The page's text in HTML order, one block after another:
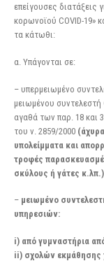
επείγουσες διατάξεις
κορωνοϊού COVID-19»
τα κάτωθι:
α. Υπάγονται σε:
– υπερμειωμένο
μειωμένου
αγαθά των παρ. 18 και
του ν. 2859/2000
υπολείμματα και
τροφές
σκύλους ή γάτες κ.λπ.)
– μειωμένο
υπηρεσιών:
i) από γυμναστήρια
ii) σχολών εκμάθησης